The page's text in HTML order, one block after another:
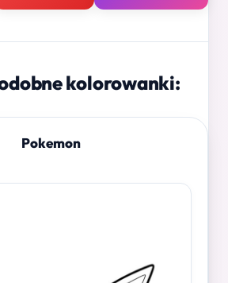
kolorowanki:
Pokemon